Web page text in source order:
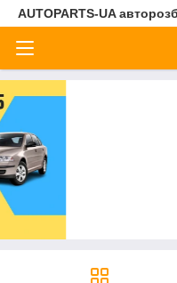
AUTOPARTS-UA